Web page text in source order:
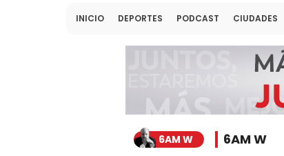
INICIO DEPORTES PODCAST CIUDADES
6AM W 6AM W